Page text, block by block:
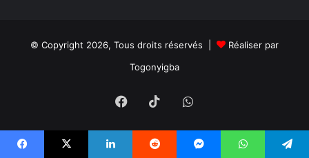
© Copyright 2026, Tous droits réservés |
Réaliser par
Togonyigba
Facebook
TikTokWhatsApp